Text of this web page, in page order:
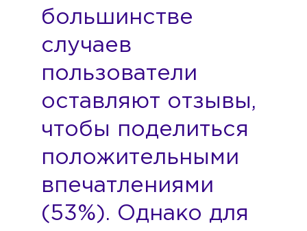
большинстве
случаев
пользователи
оставляют отзывы,
чтобы поделиться
положительными
впечатлениями
(53%). Однако для